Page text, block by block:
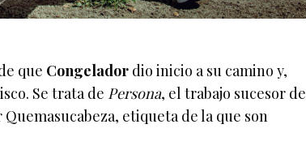
que Congelador dio inicio a su camino y,
Se trata de Persona, el trabajo sucesor de
etiqueta de la que son